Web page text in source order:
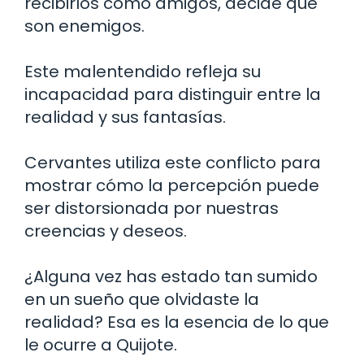
son enemigos.
Este malentendido refleja su
incapacidad para distinguir entre la
realidad y sus fantasías.
Cervantes utiliza este conflicto para
mostrar cómo la percepción puede
ser distorsionada por nuestras
creencias y deseos.
¿Alguna vez has estado tan sumido
en un sueño que olvidaste la
realidad? Esa es la esencia de lo que
le ocurre a Quijote.